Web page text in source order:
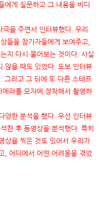
에게 질문하고 그 내용을 비디
극을 주면서 인터뷰했다 .우리
들을 참가자들에게 보여주고
지 다시 물어보는 것이다 .사실
않을 때도 있었다
도보 인터뷰
그리고 그 뒤에 또 다른 스태프
라를 모자에 장착해서 촬영하
양한 분석을 했다 .우선 인터뷰
한 후 동영상을 분석했다 .특히
상을 찍은 것도 있어서 우리가
어디에서 어떤 어려움을 겪었